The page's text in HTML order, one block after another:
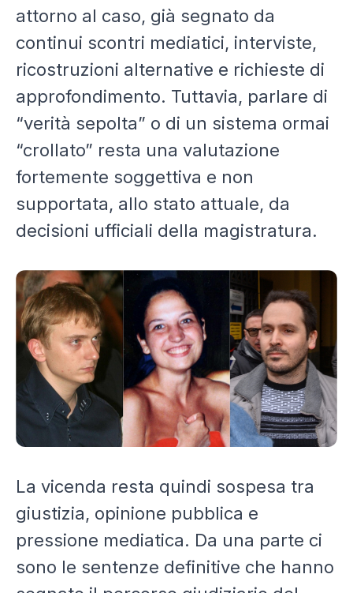
attorno al caso, già segnato da
continui scontri mediatici, interviste,
ricostruzioni alternative e richieste di
approfondimento. Tuttavia, parlare di
“verità sepolta” o di un sistema ormai
“crollato” resta una valutazione
fortemente soggettiva e non
supportata, allo stato attuale, da
decisioni ufficiali della magistratura.
La vicenda resta quindi sospesa tra
giustizia, opinione pubblica e
pressione mediatica. Da una parte ci
sono le sentenze definitive che hanno